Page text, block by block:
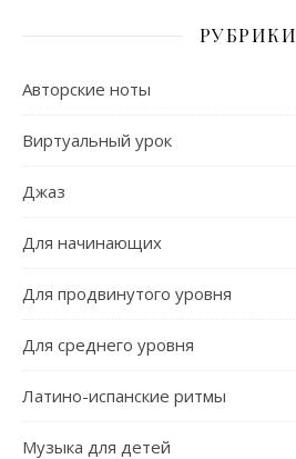
РУБРИКИ
Авторские ноты
Виртуальный урок
Джаз
Для начинающих
Для продвинутого уровня
Для среднего уровня
Латино-испанские ритмы
Музыка для детей